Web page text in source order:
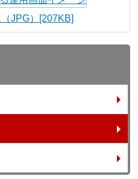
JPG）[207KB]